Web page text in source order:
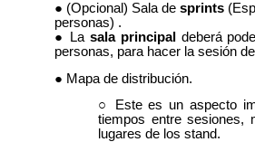
(Opcional) Sala de sprints
personas) .
La sala principal deberá
personas, para hacer la sesión
Mapa de distribución.
Este es un aspecto
tiempos entre sesiones,
lugares de los stand.